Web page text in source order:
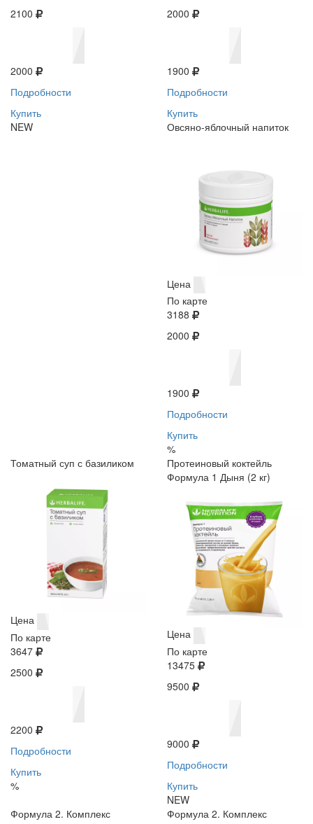
2100
2000
Подробности
Купить
NEW
2000
1900
Подробности
Купить
Овсяно-яблочный напиток
Цена
По карте
3188
2000
1900
Подробности
Купить
%
Томатный суп с базиликом
Цена
По карте
3647
2500
2200
Подробности
Купить
%
Протеиновый коктейль
Формула 1 Дыня (2 кг)
Цена
По карте
13475
9500
9000
Подробности
Купить
NEW
Формула 2. Комплекс
Формула 2. Комплекс